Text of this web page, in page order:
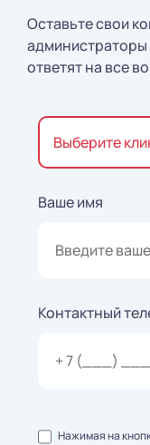
Оставьте свои
администраторы
ответят на все
Выберите
Ваше имя
Контактный
Нажимая на